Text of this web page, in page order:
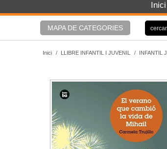
Inici
MAPA DE CATEGORIES
Inici / LLIBRE INFANTIL I JUVENIL / INFANTIL